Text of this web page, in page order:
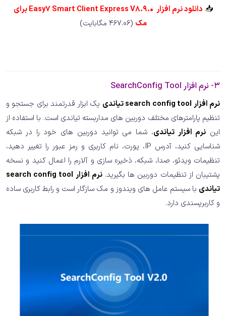
📥
دانلود نرم افزار Easy7 Smart Client Express V8.9.0 برای
مک (467.06 مگابایت)
3- نرم افزار SearchConfig Tool
نرم افزار search config tool تیاندی
یک ابزار قدرتمند برای جستجو و
تنظیم پارامترهای مختلف دوربین های مداربسته تیاندی است. با استفاده از
این نرم افزار تیاندی، شما می توانید دوربین های خود را در شبکه
شناسایی کنید، آدرس IP، پورت، نام کاربری و رمز عبور را تغییر دهید،
تنظیمات ویدئو، صدا، شبکه، ذخیره سازی و آلارم را اعمال کنید و نسخه
پشتیبان از تنظیمات دوربین ها بگیرید.
نرم افزار search config tool
تیاندی با سیستم عامل های ویندوز و مک سازگار است و رابط کاربری ساده
و کاربرپسندی دارد.